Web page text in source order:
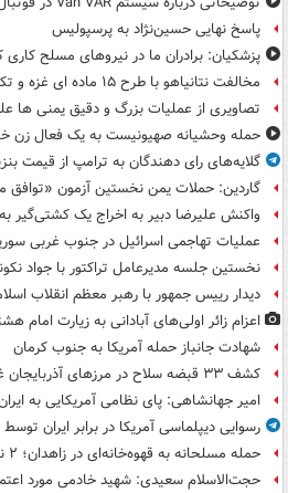
پاسخ نهایی حسین‌نژاد به پرسپولیس
پزشکیان: برادران ما در نیروهای مسلح کاری
مخالفت نتانیاهو با طرح ۱۵ ماده ای غزه و تکرار لفاظی علیه ایران
تصاویری از عملیات بزرگ و دقیق یمنی ها
حمله وحشیانه صهیونیست به یک فعال زن
گلایه‌های رای دهندگان به ترامپ از قیمت
گاردین: حملات یمن نخستین آزمون
واکنش علیرضا دبیر به اخراج یک کشتی‌گیر
عملیات تهاجمی اسرائیل در جنوب غربی
نخستین جلسه مدیرعامل تراکتور با جواد
دیدار رییس جمهور با رهبر معظم انقلاب
اعزام زائر اولی‌های آبادانی به زیارت امام
شهادت جانباز حمله آمریکا به جنوب کرمان
کشف ۳۳ قبضه سلاح در مرزهای آذربایجان غربی
امیر جهانشاهی: پای نظامی آمریکایی به
رسوایی دیپلماسی آمریکا در برابر ایران توسط
حمله مسلحانه به قهوه‌خانه‌ای در زاهدان؛ ۲ نفر جان باختند
حجت‌الاسلام سعیدی: شهید خادمی مورد